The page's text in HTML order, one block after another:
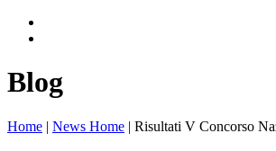
Blog
Home | News Home | Risultati V Concorso